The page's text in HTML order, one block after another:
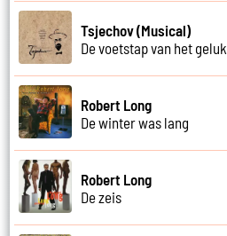
Tsjechov (Musical)
De voetstap van het geluk
Robert Long
De winter was lang
Robert Long
De zeis